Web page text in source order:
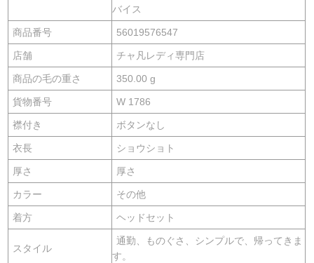
バイス
商品番号 56019576547
店舗 チャ凡レディ専門店
商品の毛の重さ 350.00 g
貨物番号 W 1786
襟付き ボタンなし
衣長 ショウショト
厚さ 厚さ
カラー その他
着方 ヘッドセット
スタイル
通勤、ものぐさ、シンプルで、帰ってきま
す。